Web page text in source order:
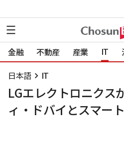
金融 不動産 産業 IT
日本語 IT
LGエレクトロニクス
ィ・ドバイとスマー